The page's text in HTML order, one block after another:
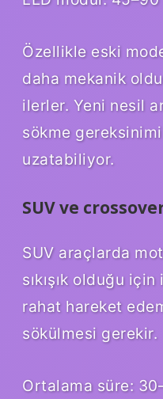
Özellikle eski
daha mekanik
ilerler. Yeni nesil
sökme
uzatabiliyor.
SUV ve
SUV araçlarda
sıkışık olduğu
rahat hareket
sökülmesi gerekir.
Ortalama süre: